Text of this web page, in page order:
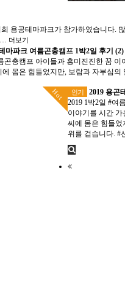
용공테마파크가 참가하였습니다.
… 더보기
마파크 여름곤충캠프 1박2일 후기 (2)
곤충캠프 아이들과 흥미진진한 꿈
에 몸은 힘들었지만, 보람과 자부심
Hot 인기
2019 용곤
2019 1박2일 #여
이야기를 시간
씨에 몸은 힘들었
위를 걷습니다. #